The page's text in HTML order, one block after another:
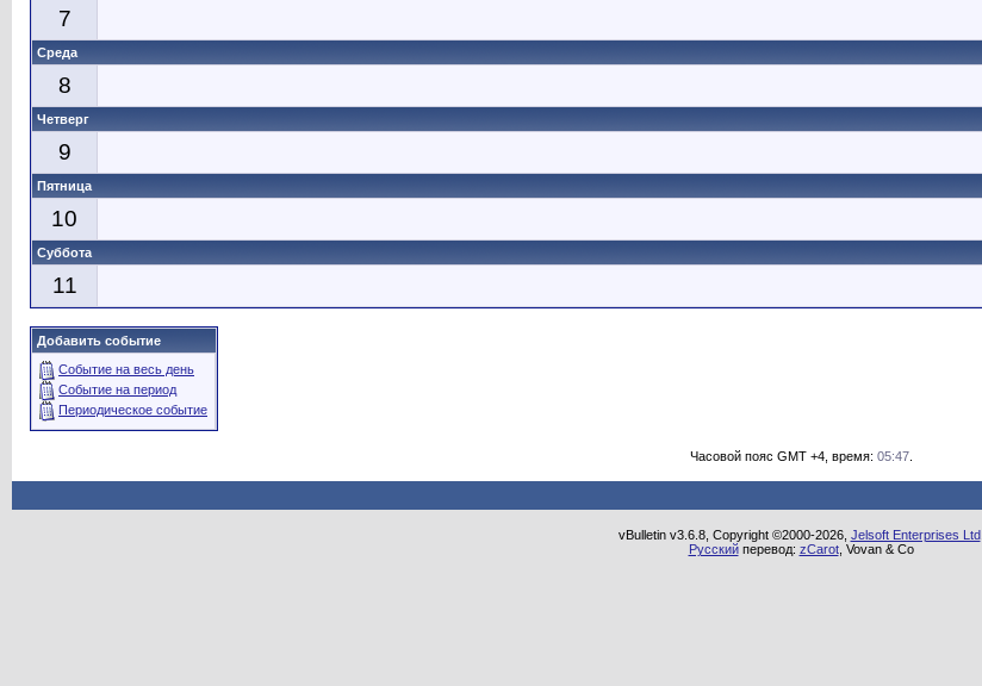
7
Среда
8
Четверг
9
Пятница
10
Суббота
11
Добавить событие
Событие на весь день
Событие на период
Периодическое событие
Часовой пояс GMT +4, время: 05:47.
vBulletin v3.6.8, Copyright ©2000-2026, Jelsoft Enterprises Ltd.
Русскийперевод: zCarot, Vovan & Co